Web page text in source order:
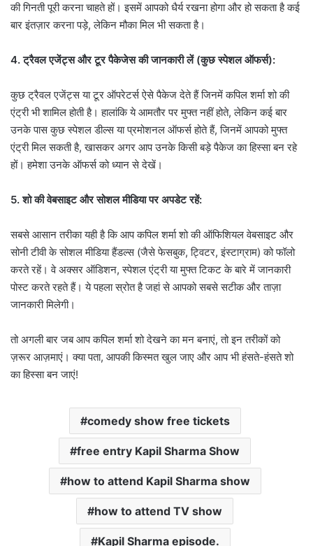
की गिनती पूरी करना चाहते हों। इसमें आपको धैर्य रखना होगा और हो सकता है कई
बार इंतज़ार करना पड़े, लेकिन मौका मिल भी सकता है।
4. ट्रैवल एजेंट्स और टूर पैकेजेस की जानकारी लें (कुछ स्पेशल ऑफर्स):
कुछ ट्रैवल एजेंट्स या टूर ऑपरेटर्स ऐसे पैकेज देते हैं जिनमें कपिल शर्मा शो की
एंट्री भी शामिल होती है। हालांकि ये आमतौर पर मुफ्त नहीं होते, लेकिन कई बार
उनके पास कुछ स्पेशल डील्स या प्रमोशनल ऑफर्स होते हैं, जिनमें आपको मुफ्त
एंट्री मिल सकती है, खासकर अगर आप उनके किसी बड़े पैकेज का हिस्सा बन रहे
हों। हमेशा उनके ऑफर्स को ध्यान से देखें।
5. शो की वेबसाइट और सोशल मीडिया पर अपडेट रहें:
सबसे आसान तरीका यही है कि आप कपिल शर्मा शो की ऑफिशियल वेबसाइट और
सोनी टीवी के सोशल मीडिया हैंडल्स (जैसे फेसबुक, ट्विटर, इंस्टाग्राम) को फॉलो
करते रहें। वे अक्सर ऑडिशन, स्पेशल एंट्री या मुफ्त टिकट के बारे में जानकारी
पोस्ट करते रहते हैं। ये पहला स्रोत है जहां से आपको सबसे सटीक और ताज़ा
जानकारी मिलेगी।
तो अगली बार जब आप कपिल शर्मा शो देखने का मन बनाएं, तो इन तरीकों को
ज़रूर आज़माएं। क्या पता, आपकी किस्मत खुल जाए और आप भी हंसते-हंसते शो
का हिस्सा बन जाएं!
comedy show free tickets
free entry Kapil Sharma Show
how to attend Kapil Sharma show
how to attend TV show
Kapil Sharma episode.